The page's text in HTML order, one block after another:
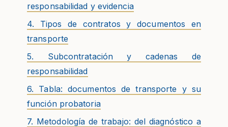
responsabilidad y evidencia
4. Tipos de contratos y documentos en
transporte
5. Subcontratación y cadenas de
responsabilidad
6. Tabla: documentos de transporte y su
función probatoria
7. Metodología de trabajo: del diagnóstico a